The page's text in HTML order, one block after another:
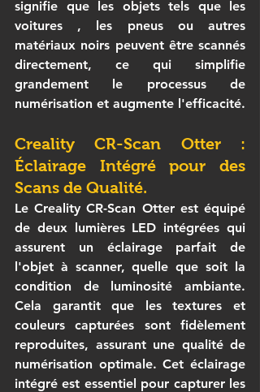
voitures , les pneus ou autres
matériaux noirs peuvent être scannés
directement, ce qui simplifie
grandement le processus de
numérisation et augmente l'efficacité.
Creality CR-Scan Otter :
Éclairage Intégré pour des
Scans de Qualité.
Le Creality CR-Scan Otter est équipé
de deux lumières LED intégrées qui
assurent un éclairage parfait de
l'objet à scanner, quelle que soit la
condition de luminosité ambiante.
Cela garantit que les textures et
couleurs capturées sont fidèlement
reproduites, assurant une qualité de
numérisation optimale. Cet éclairage
intégré est essentiel pour capturer les